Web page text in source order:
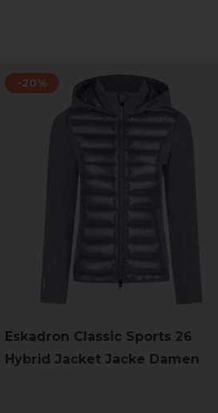
-20%
Eskadron Classic Sports 26
Hybrid Jacket Jacke Damen